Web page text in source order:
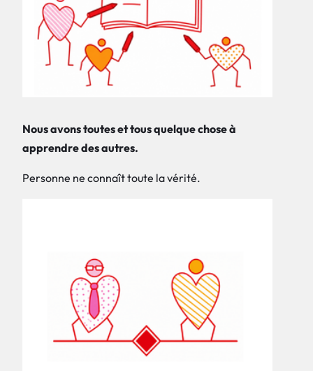
Nous avons toutes et tous quelque chose à
apprendre des autres.
Personne ne connaît toute la vérité.